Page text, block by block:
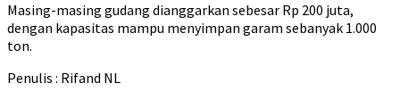
Masing-masing gudang dianggarkan sebesar Rp 200 juta,
dengan kapasitas mampu menyimpan garam sebanyak 1.000
ton.
Penulis : Rifand NL